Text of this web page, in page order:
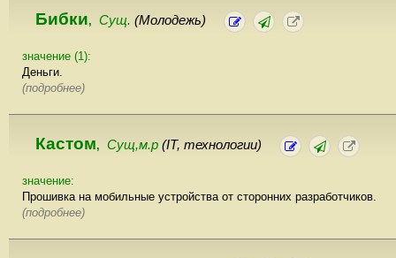
Бибки, Сущ. (Молодежь)
значение (1):
Деньги.
(подробнее)
Кастом, Сущ,м.р (IT, технологии)
значение:
Прошивка на мобильные устройства от сторонних разработчиков.
(подробнее)